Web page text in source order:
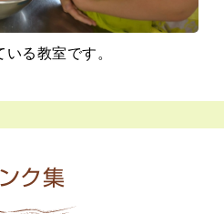
る教室です。
ク集